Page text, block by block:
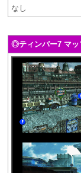
なし
◎ティンバー7 マッ